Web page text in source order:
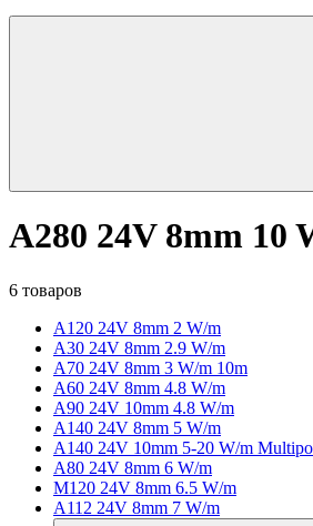
A280 24V 8mm 10
6 товаров
A120 24V 8mm 2 W/m
A30 24V 8mm 2.9 W/m
A70 24V 8mm 3 W/m 10m
A60 24V 8mm 4.8 W/m
A90 24V 10mm 4.8 W/m
A140 24V 8mm 5 W/m
A140 24V 10mm 5-20 W/m
A80 24V 8mm 6 W/m
M120 24V 8mm 6.5 W/m
A112 24V 8mm 7 W/m